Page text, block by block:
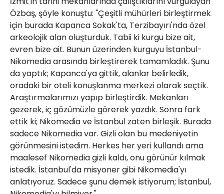
Özbaş, şöyle konuştu: "Çeşitli mühürleri birleştirmek
için burada Kapanca Sokak'ta, Terzibayırı'nda özel
arkeolojik alan oluşturduk. Tabii ki kurgu bize ait,
evren bize ait. Bunun üzerinden kurguyu İstanbul-
Nikomedia arasında birleştirerek tamamladık. Şunu
da yaptık; Kapanca'ya gittik, alanlar belirledik,
oradaki bir oteli konuşlanma merkezi olarak seçtik.
Araştırmalarımızı yapıp birleştirdik. Mekanları
gezerek, iç gözümüzle görerek yazdık. Sonra fark
ettik ki; Nikomedia ve İstanbul zaten birleşik. Burada
sadece Nikomedia var. Gizli olan bu medeniyetin
görünmesini istedim. Herkes her yeri kullandı ama
maalesef Nikomedia gizli kaldı, onu görünür kılmak
istedik. İstanbul'da misyoner gibi Nikomedia'yı
anlatıyoruz. Sadece şunu demek istiyorum; İstanbul,